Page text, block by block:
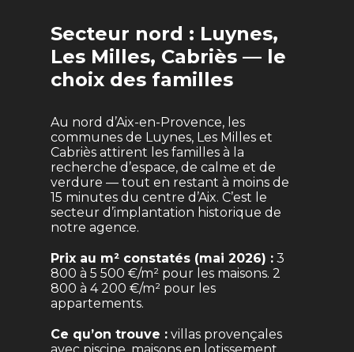
Secteur nord : Luynes,
Les Milles, Cabriès — le
choix des familles
Au nord d’Aix-en-Provence, les
communes de Luynes, Les Milles et
Cabriès attirent les familles à la
recherche d’espace, de calme et de
verdure — tout en restant à moins de
15 minutes du centre d’Aix. C’est le
secteur d’implantation historique de
notre agence.
Prix au m² constatés (mai 2026) : 3
800 à 5 500 €/m² pour les maisons. 2
800 à 4 200 €/m² pour les
appartements.
Ce qu’on trouve : villas provençales